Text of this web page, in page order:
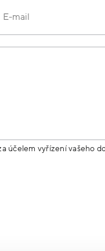
E-mail
účelem vyřízení vašeho